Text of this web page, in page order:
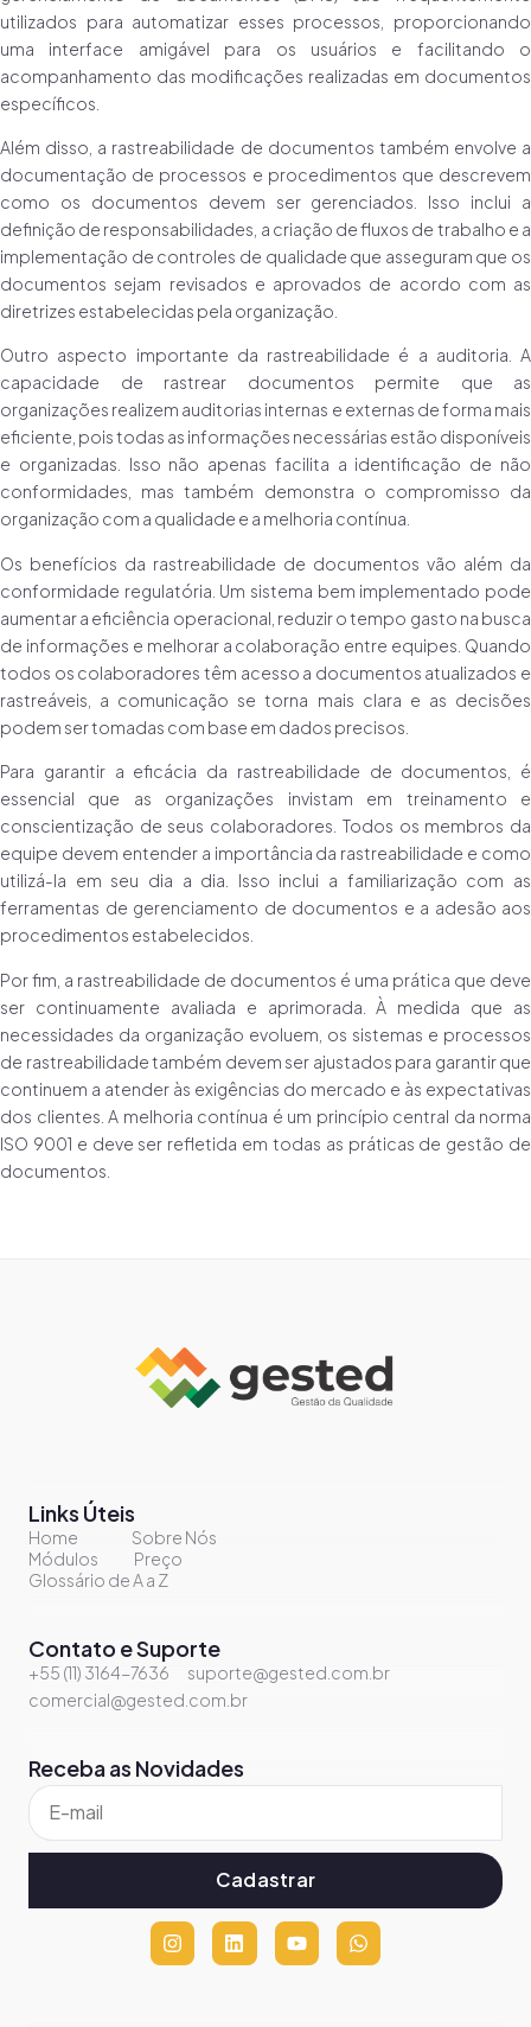
utilizados para automatizar esses processos, proporcionando
uma interface amigável para os usuários e facilitando o
acompanhamento das modificações realizadas em documentos
específicos.
Além disso, a rastreabilidade de documentos também envolve a
documentação de processos e procedimentos que descrevem
como os documentos devem ser gerenciados. Isso inclui a
definição de responsabilidades, a criação de fluxos de trabalho e a
implementação de controles de qualidade que asseguram que os
documentos sejam revisados e aprovados de acordo com as
diretrizes estabelecidas pela organização.
Outro aspecto importante da rastreabilidade é a auditoria. A
capacidade de rastrear documentos permite que as
organizações realizem auditorias internas e externas de forma mais
eficiente, pois todas as informações necessárias estão disponíveis
e organizadas. Isso não apenas facilita a identificação de não
conformidades, mas também demonstra o compromisso da
organização com a qualidade e a melhoria contínua.
Os benefícios da rastreabilidade de documentos vão além da
conformidade regulatória. Um sistema bem implementado pode
aumentar a eficiência operacional, reduzir o tempo gasto na busca
de informações e melhorar a colaboração entre equipes. Quando
todos os colaboradores têm acesso a documentos atualizados e
rastreáveis, a comunicação se torna mais clara e as decisões
podem ser tomadas com base em dados precisos.
Para garantir a eficácia da rastreabilidade de documentos, é
essencial que as organizações invistam em treinamento e
conscientização de seus colaboradores. Todos os membros da
equipe devem entender a importância da rastreabilidade e como
utilizá-la em seu dia a dia. Isso inclui a familiarização com as
ferramentas de gerenciamento de documentos e a adesão aos
procedimentos estabelecidos.
Por fim, a rastreabilidade de documentos é uma prática que deve
ser continuamente avaliada e aprimorada. À medida que as
necessidades da organização evoluem, os sistemas e processos
de rastreabilidade também devem ser ajustados para garantir que
continuem a atender às exigências do mercado e às expectativas
dos clientes. A melhoria contínua é um princípio central da norma
ISO 9001 e deve ser refletida em todas as práticas de gestão de
documentos.
Receba as Novidades
Cadastrar
Links Úteis
Home
Sobre Nós
Módulos
Preço
Glossário de A a Z
Contato e Suporte
+55 (11) 3164-7636
suporte@gested.com.br
comercial@gested.com.br